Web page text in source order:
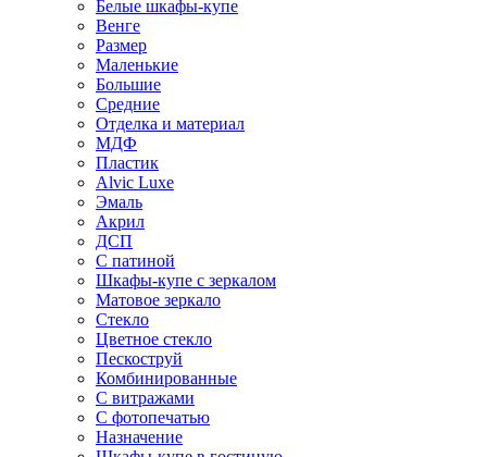
Белые шкафы-купе
Венге
Размер
Маленькие
Большие
Средние
Отделка и материал
МДФ
Пластик
Alvic Luxe
Эмаль
Акрил
ДСП
С патиной
Шкафы-купе с зеркалом
Матовое зеркало
Стекло
Цветное стекло
Пескоструй
Комбинированные
С витражами
С фотопечатью
Назначение